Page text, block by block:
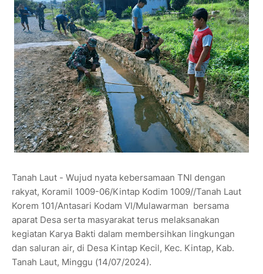
Tanah Laut - Wujud nyata kebersamaan TNI dengan
rakyat, Koramil 1009-06/Kintap Kodim 1009//Tanah Laut
Korem 101/Antasari Kodam VI/Mulawarman bersama
aparat Desa serta masyarakat terus melaksanakan
kegiatan Karya Bakti dalam membersihkan lingkungan
dan saluran air, di Desa Kintap Kecil, Kec. Kintap, Kab.
Tanah Laut, Minggu (14/07/2024).